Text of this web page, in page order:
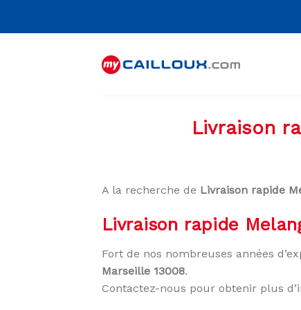
Livraison
A la recherche de Livraison rapide
Livraison rapide
Fort de nos nombreuses années
Marseille 13008.
Contactez-nous pour obtenir plus